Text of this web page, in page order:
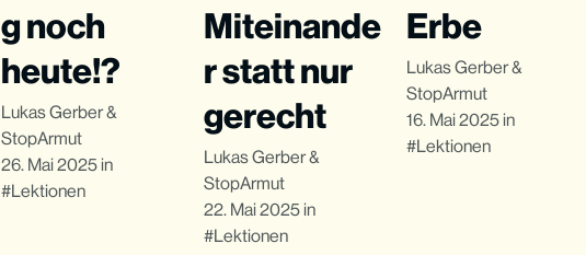
g noch
heute!?
Lukas Gerber&
StopArmut
26. Mai 2025 in
Lektionen
Miteinande
r statt nur
gerecht
Lukas Gerber&
StopArmut
22. Mai 2025in
Lektionen
Erbe
Lukas Gerber&
StopArmut
16. Mai 2025in
Lektionen